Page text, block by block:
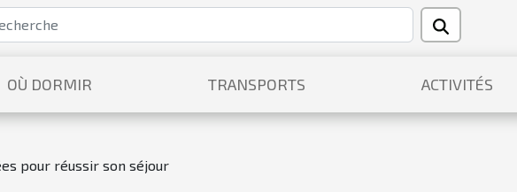
OÙ DORMIR TRANSPORTS ACTIVITÉS
pour réussir son séjour